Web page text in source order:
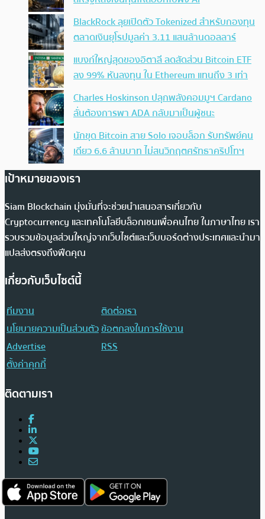
BlackRock ลุยเปิดตัว Tokenized สำหรับกองทุน
ตลาดเงินยุโรปมูลค่า 3.11 แสนล้านดอลลาร์
แบงก์ใหญ่สุดของอิตาลี ลดสัดส่วน Bitcoin ETF
ลง 99% หันลงทุน ใน Ethereum แทนถึง 3 เท่า
Charles Hoskinson ปลุกพลังคอมมูฯ Cardano
ลั่นต้องการพา ADA กลับมาเป็นผู้ชนะ
นักขุด Bitcoin สาย Solo เจอบล็อก รับทรัพย์คน
เดียว 6.6 ล้านบาท ไม่สนวิกฤตศรัทธาคริปโทฯ
เป้าหมายของเรา
Siam Blockchain มุ่งมั่นที่จะช่วยนำเสนอสารเกี่ยวกับ
Cryptocurrency และเทคโนโลยีบล็อกเชนเพื่อคนไทย ในภาษาไทย เรา
รวบรวมข้อมูลส่วนใหญ่จากเว็บไซต์และเว็บบอร์ดต่างประเทศและนำมา
แปลส่งตรงถึงฟีดคุณ
เกี่ยวกับเว็บไซต์นี้
ทีมงาน
ติดต่อเรา
นโยบายความเป็นส่วนตัวข้อตกลงในการใช้งาน
Advertise
RSS
ตั้งค่าคุกกี้
ติดตามเรา